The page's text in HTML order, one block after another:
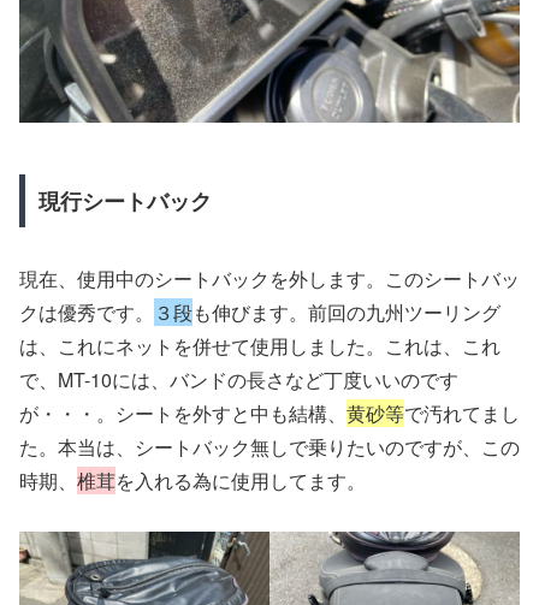
現行シートバック
現在、使用中のシートバックを外します。このシートバッ
クは優秀です。
３段も伸びます。前回の九州ツーリング
は、これにネットを併せて使用しました。これは、これ
で、MT-10には、バンドの長さなど丁度いいのです
が・・・。シートを外すと中も結構、 黄砂等で汚れてまし
た。本当は、シートバック無しで乗りたいのですが、この
時期、 椎茸を入れる為に使用してます。